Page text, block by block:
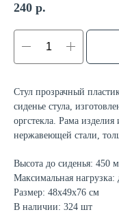
240 р.
Стул прозрачный
сиденье стула,
оргстекла. Рама изделия
нержавеющей стали,
Высота до сиденья: 450
Максимальная нагрузка:
Размер: 48х49х76 см
В наличии: 324 шт